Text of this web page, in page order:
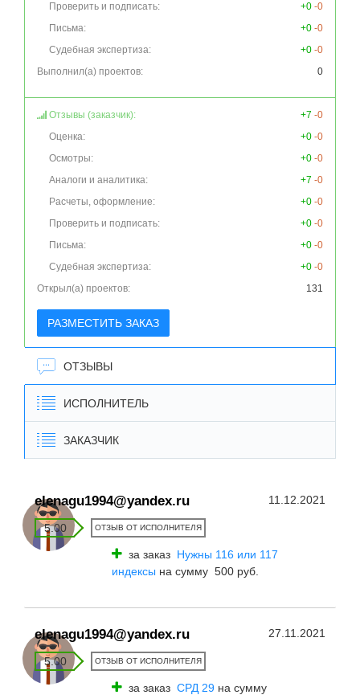
Проверить и подписать:
+0 -0
Письма:
+0 -0
Судебная экспертиза:
+0 -0
Выполнил(а) проектов:
0
Отзывы (заказчик): +7 -0
Оценка:
+0 -0
Осмотры:
+0 -0
Аналоги и аналитика:
+7 -0
Расчеты, оформление:
+0 -0
Проверить и подписать:
+0 -0
Письма:
+0 -0
Судебная экспертиза:
+0 -0
Открыл(а) проектов:
131
РАЗМЕСТИТЬ ЗАКАЗ
ОТЗЫВЫ
ИСПОЛНИТЕЛЬ
ЗАКАЗЧИК
elenagu1994@yandex.ru 11.12.2021
5.00 ОТЗЫВ ОТ ИСПОЛНИТЕЛЯ
за заказ Нужны 116 или 117
индексы на сумму 500 руб.
elenagu1994@yandex.ru 27.11.2021
5.00 ОТЗЫВ ОТ ИСПОЛНИТЕЛЯ
за заказ СРД 29 на сумму